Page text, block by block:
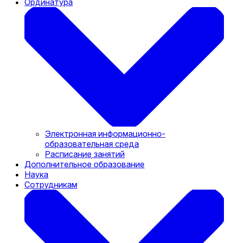
Ординатура
Электронная информационно-
образовательная среда
Расписание занятий
Дополнительное образование
Наука
Сотрудникам